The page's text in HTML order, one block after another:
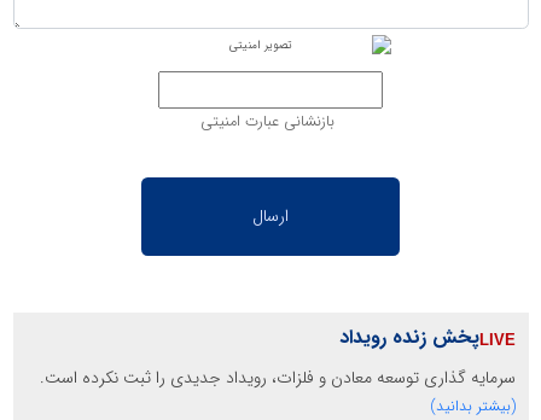
بازنشانی عبارت امنیتی
پخش زنده رویداد
سرمایه گذاری توسعه معادن و فلزات، رویداد جدیدی را ثبت نکرده است.
(بیشتر بدانید)